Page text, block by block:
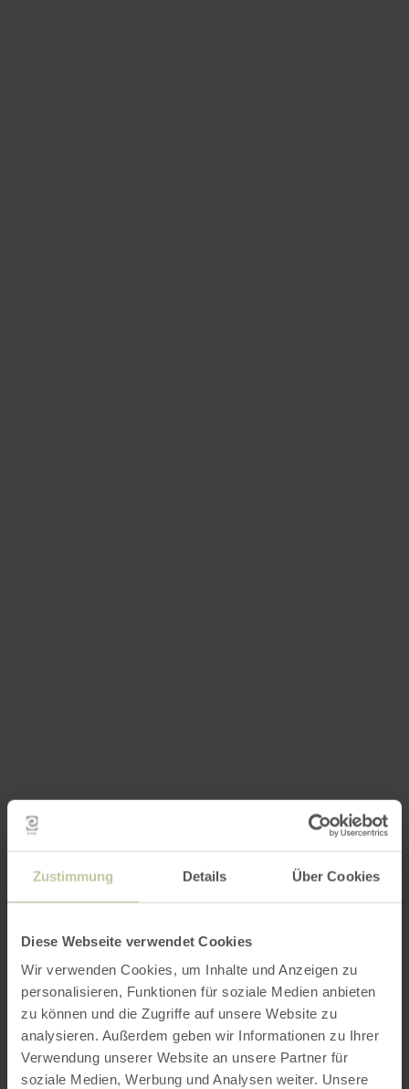
Zustimmung Details Über Cookies
Diese Webseite verwendet Cookies
Wir verwenden Cookies, um Inhalte und Anzeigen zu
personalisieren, Funktionen für soziale Medien anbieten
zu können und die Zugriffe auf unsere Website zu
analysieren. Außerdem geben wir Informationen zu Ihrer
Verwendung unserer Website an unsere Partner für
soziale Medien, Werbung und Analysen weiter. Unsere